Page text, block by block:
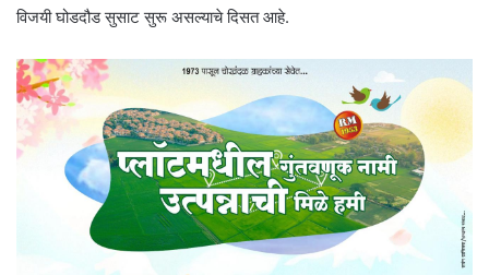
विजयी घोडदौड सुसाट सुरू असल्याचे दिसत आहे.